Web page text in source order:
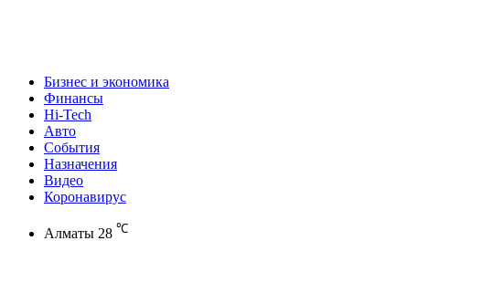
Бизнес и экономика
Финансы
Hi-Tech
Авто
События
Назначения
Видео
Коронавирус
Алматы 28 ℃